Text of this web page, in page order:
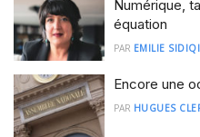
Numérique,
équation
PAR EMILIE
Encore une
PAR HUGUES